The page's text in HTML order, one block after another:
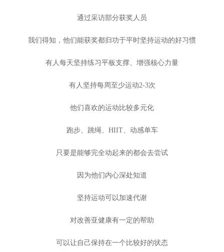
通过采访部分获奖人员
我们得知，他们能获奖都归功于平时坚持运动的好习惯
有人每天坚持练习平板支撑、增强核心力量
有人坚持每周至少运动2-3次
他们喜欢的运动比较多元化
跑步、跳绳、HIIT、动感单车
只要是能够完全动起来的都会去尝试
因为他们内心深处知道
坚持运动可以加速代谢
对改善亚健康有一定的帮助
可以让自己保持在一个比较好的状态